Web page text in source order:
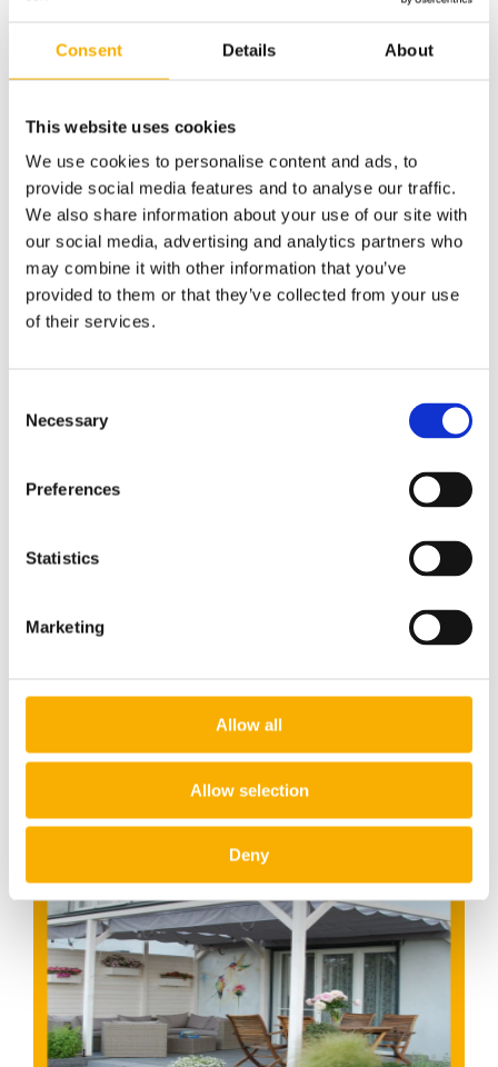
Consent Details About
This website uses cookies
We use cookies to personalise content and ads, to
provide social media features and to analyse our traffic.
We also share information about your use of our site with
our social media, advertising and analytics partners who
may combine it with other information that you’ve
provided to them or that they’ve collected from your use
of their services.
Selection
Necessary
Preferences
Statistics
Marketing
Allow all
Allow selection
Deny
Roleta rzymska pozioma/wyp/popiel/2,40x6,15
1 149,00 zł
do koszyka
Roleta rzymska pozioma/wyp/popiel/3,23x1,96
449,00 zł
do koszyka